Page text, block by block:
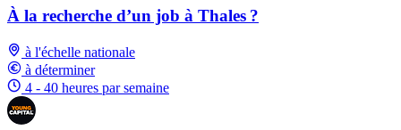
À la recherche d’un job à Thales ?
à l'échelle nationale
à déterminer
4 - 40 heures par semaine